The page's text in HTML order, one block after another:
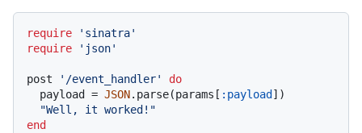
require
'sinatra'
require
'json'
post '/event_handler'
do
  payload =
JSON.parse(params[ :payload ])
"Well, it worked!"
end